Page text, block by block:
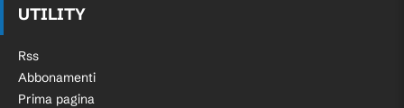
UTILITY
Rss
Abbonamenti
Prima pagina